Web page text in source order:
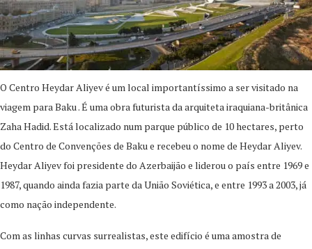
O Centro Heydar Aliyev é um local importantíssimo a ser visitado na
viagem para Baku . É uma obra futurista da arquiteta iraquiana-britânica
Zaha Hadid. Está localizado num parque público de 10 hectares, perto
do Centro de Convenções de Baku e recebeu o nome de Heydar Aliyev.
Heydar Aliyev foi presidente do Azerbaijão e liderou o país entre 1969 e
1987, quando ainda fazia parte da União Soviética, e entre 1993 a 2003, já
como nação independente.
Com as linhas curvas surrealistas, este edifício é uma amostra de